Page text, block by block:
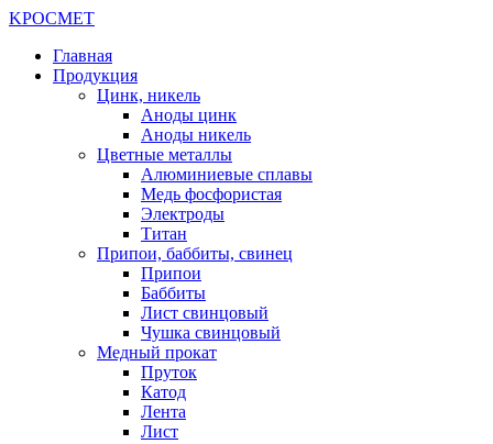
KРОСМЕТ
Главная
Продукция
Цинк, никель
Аноды цинк
Аноды никель
Цветные металлы
Алюминиевые сплавы
Медь фосфористая
Электроды
Титан
Припои, баббиты, свинец
Припои
Баббиты
Лист свинцовый
Чушка свинцовый
Медный прокат
Пруток
Катод
Лента
Лист